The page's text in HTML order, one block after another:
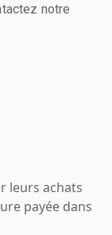
notre
leurs achats
payée dans